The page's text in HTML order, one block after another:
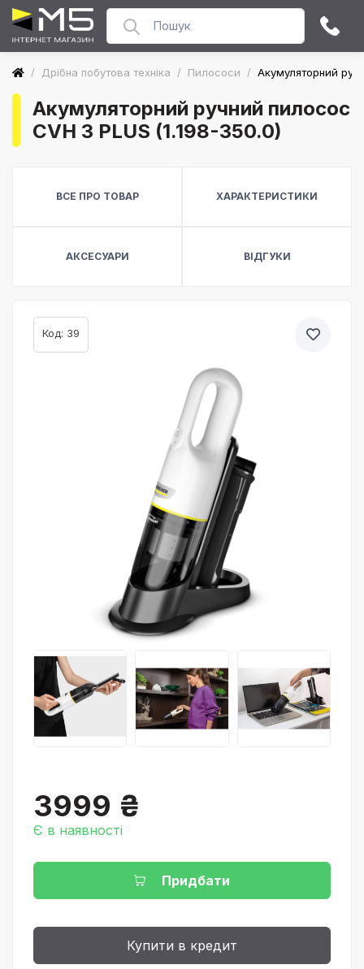
/ Дрібна побутова техніка / Пилососи / Акумуляторний
Акумуляторний ручний пилосос
CVH 3 PLUS (1.198-350.0)
ВСЕ ПРО ТОВАР ХАРАКТЕРИСТИКИ
АКСЕСУАРИ ВІДГУКИ
Код: 39
3999 ₴
Є в наявності
Придбати
Купити в кредит